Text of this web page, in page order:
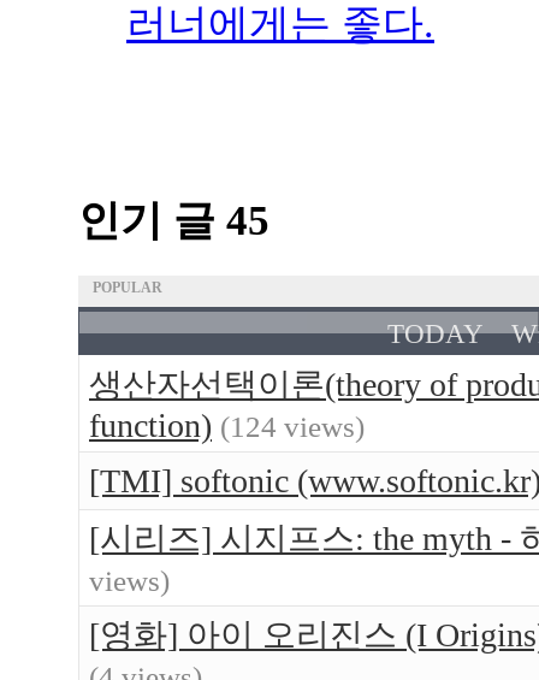
러너에게는 좋다.
인기 글 45
POPULAR
TODAY
생산자선택이론(theory of
function) (124 views)
[TMI] softonic
[시리즈] 시지프스: the myth -
views)
[영화] 아이 오리진스 (I